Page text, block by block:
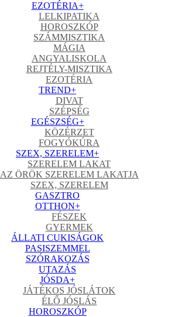
EZOTÉRIA+
LELKIPATIKA
HOROSZKÓP
SZÁMMISZTIKA
MÁGIA
ANGYALISKOLA
REJTÉLY-MISZTIKA
EZOTÉRIA
TREND+
DIVAT
SZÉPSÉG
EGÉSZSÉG+
KÖZÉRZET
FOGYÓKÚRA
SZEX, SZERELEM+
SZERELEM LAKAT
AZ ÖRÖK SZERELEM LAKATJA
SZEX, SZERELEM
GASZTRO
OTTHON+
FÉSZEK
GYERMEK
ÁLLATI CUKISÁGOK
PASISZEMMEL
SZÓRAKOZÁS
UTAZÁS
JÓSDA+
JÁTÉKOS JÓSLÁTOK
ÉLŐ JÓSLÁS
HOROSZKÓP